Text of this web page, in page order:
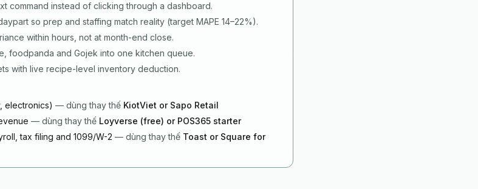
command instead of clicking through a dashboard.
so prep and staffing match reality (target MAPE 14–22%).
within hours, not at month-end close.
foodpanda and Gojek into one kitchen queue.
with live recipe-level inventory deduction.
electronics) — dùng thay thế KiotViet or Sapo Retail
— dùng thay thế Loyverse (free) or POS365 starter
tax filing and 1099/W-2 — dùng thay thế Toast or Square for